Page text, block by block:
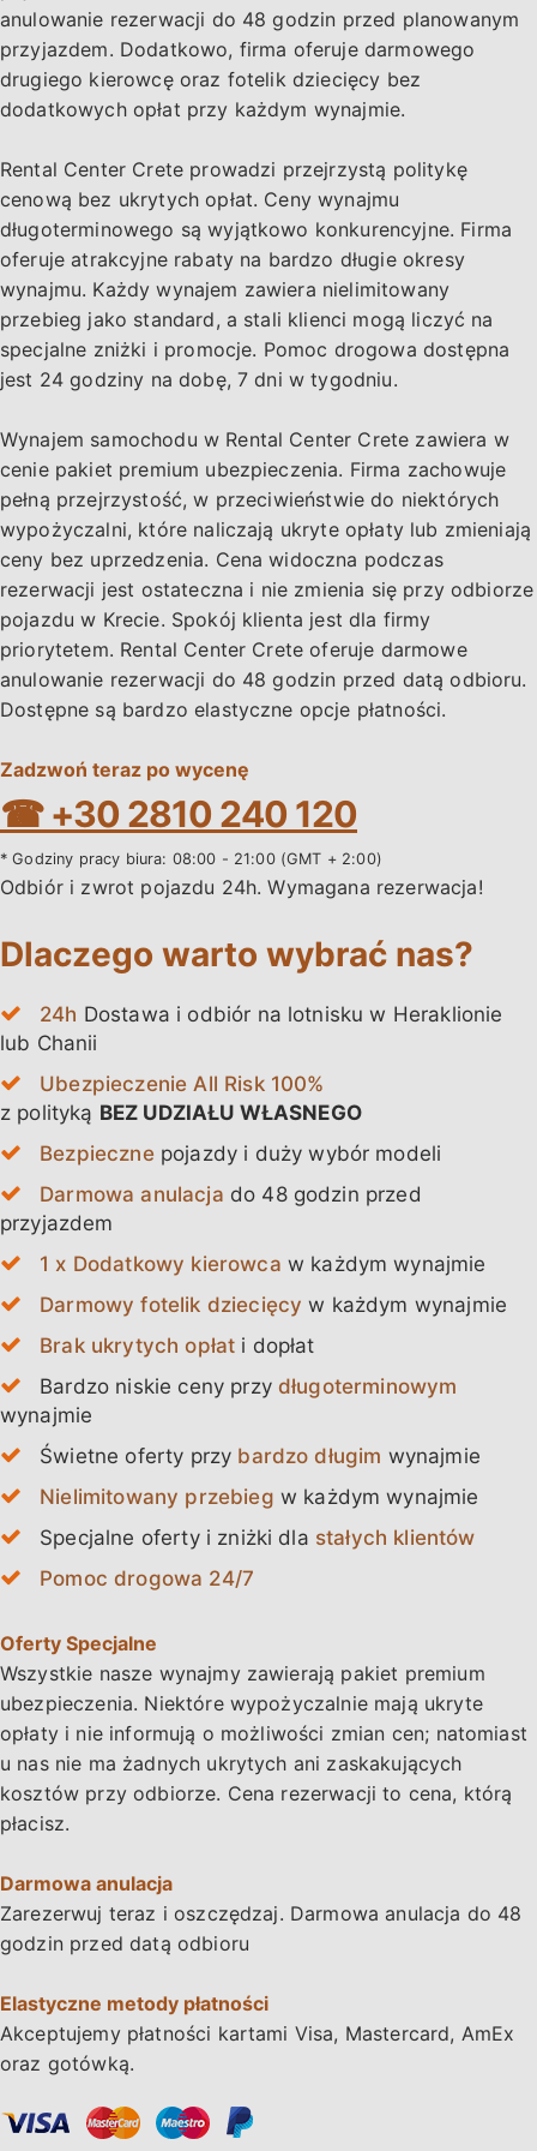
Heraklion Lotnisko (HER) (Kreta), wybierz
przycisk "Zarezerwuj" powyżej.
anulowanie rezerwacji do 48 godzin przed planowanym
przyjazdem. Dodatkowo, firma oferuje darmowego
drugiego kierowcę oraz fotelik dziecięcy bez
dodatkowych opłat przy każdym wynajmie.
Rental Center Crete prowadzi przejrzystą politykę
cenową bez ukrytych opłat. Ceny wynajmu
długoterminowego są wyjątkowo konkurencyjne. Firma
oferuje atrakcyjne rabaty na bardzo długie okresy
wynajmu. Każdy wynajem zawiera nielimitowany
przebieg jako standard, a stali klienci mogą liczyć na
specjalne zniżki i promocje. Pomoc drogowa dostępna
jest 24 godziny na dobę, 7 dni w tygodniu.
Wynajem samochodu w Rental Center Crete zawiera w
cenie pakiet premium ubezpieczenia. Firma zachowuje
pełną przejrzystość, w przeciwieństwie do niektórych
wypożyczalni, które naliczają ukryte opłaty lub zmieniają
ceny bez uprzedzenia. Cena widoczna podczas
rezerwacji jest ostateczna i nie zmienia się przy odbiorze
pojazdu w Krecie. Spokój klienta jest dla firmy
priorytetem. Rental Center Crete oferuje darmowe
anulowanie rezerwacji do 48 godzin przed datą odbioru.
Dostępne są bardzo elastyczne opcje płatności.
Zadzwoń teraz po wycenę
☎ +30 2810 240 120
* Godziny pracy biura: 08:00 - 21:00 (GMT + 2:00)
Odbiór i zwrot pojazdu 24h. Wymagana rezerwacja!
Dlaczego warto wybrać nas?
24h Dostawa i odbiór na lotnisku w Heraklionie
lub Chanii
Ubezpieczenie All Risk 100%
z polityką BEZ UDZIAŁU WŁASNEGO
Bezpiecznepojazdy i duży wybór modeli
Darmowa anulacja do 48 godzin przed
przyjazdem
1 x Dodatkowy kierowca w każdym wynajmie
Darmowy fotelik dziecięcy w każdym wynajmie
Brak ukrytych opłat i dopłat
Bardzo niskie ceny przy długoterminowym
wynajmie
Świetne oferty przy bardzo długim wynajmie
Nielimitowany przebieg w każdym wynajmie
Specjalne oferty i zniżki dla stałych klientów
Pomoc drogowa 24/7
Oferty Specjalne
Wszystkie nasze wynajmy zawierają pakiet premium
ubezpieczenia. Niektóre wypożyczalnie mają ukryte
opłaty i nie informują o możliwości zmian cen; natomiast
u nas nie ma żadnych ukrytych ani zaskakujących
kosztów przy odbiorze. Cena rezerwacji to cena, którą
płacisz.
Darmowa anulacja
Zarezerwuj teraz ioszczędzaj. Darmowa anulacja do 48
godzin przed datą odbioru
Elastyczne metody płatności
Akceptujemy płatności kartami Visa, Mastercard, AmEx
oraz gotówką.